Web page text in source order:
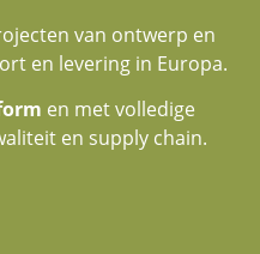
van ontwerp en
en levering in Europa.
en met volledige
en supply chain.